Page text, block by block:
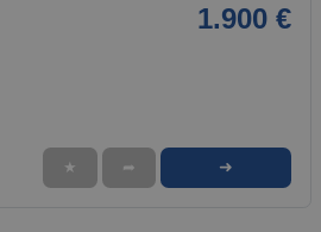
1.900 €
★ ➦ ➜